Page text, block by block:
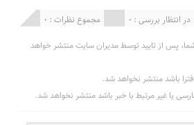
مجموع نظرات : 0 در انتظار بررسی : 0
پس از تایید توسط مدیران سایت منتشر خواهد
باشد منتشر نخواهد شد.
یا غیر مرتبط با خبر باشد منتشر نخواهد شد.